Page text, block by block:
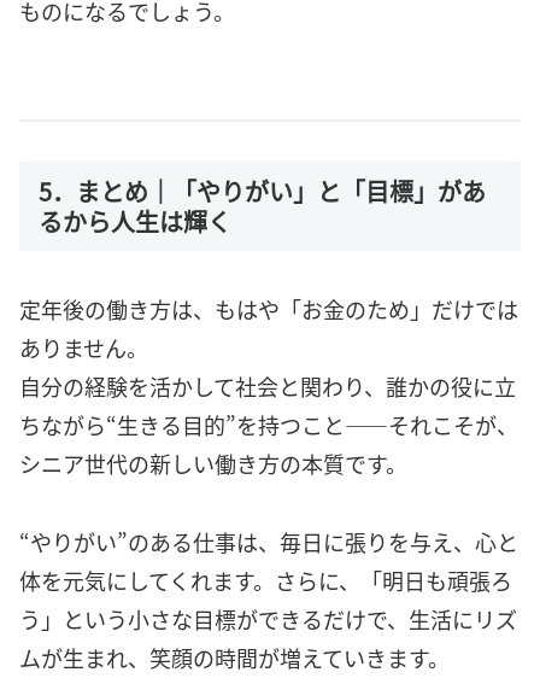
ものになるでしょう。
5．まとめ｜「やりがい」と「目標」があ
るから人生は輝く
定年後の働き方は、もはや「お金のため」だけでは
ありません。
自分の経験を活かして社会と関わり、誰かの役に立
ちながら“生きる目的”を持つこと――それこそが、
シニア世代の新しい働き方の本質です。
“やりがい”のある仕事は、毎日に張りを与え、心と
体を元気にしてくれます。さらに、「明日も頑張ろ
う」という小さな目標ができるだけで、生活にリズ
ムが生まれ、笑顔の時間が増えていきます。